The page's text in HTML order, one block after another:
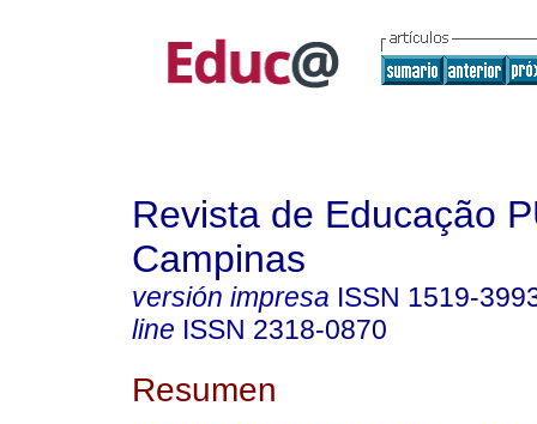
Revista de Educação
Campinas
versión impresa ISSN 1519-
line ISSN 2318-0870
Resumen